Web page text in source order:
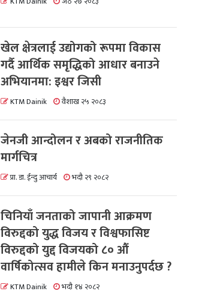
खेल क्षेत्रलाई उद्योगको रूपमा विकास
गर्दै आर्थिक समृद्धिको आधार बनाउने
अभियानमा: इश्वर जिसी
KTM Dainik वैशाख २५ २०८३
जेनजी आन्दोलन र अबको राजनीतिक
मार्गचित्र
प्रा. डा. ईन्दु आचार्य भदौ २९ २०८२
चिनियाँ जनताको जापानी आक्रमण
विरुद्दको युद्ध विजय र विश्वफासिष्ट
विरुद्दको युद्द विजयको ८० औं
वार्षिकोत्सव हामीले किन मनाउनुपर्दछ ?
KTM Dainik भदौ १४ २०८२